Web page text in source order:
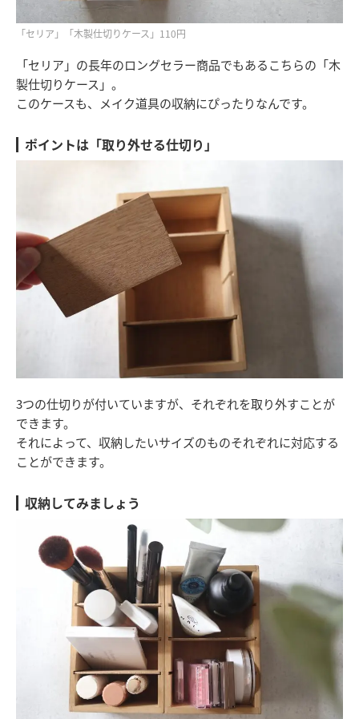
「セリア」「木製仕切りケース」110円
「セリア」の長年のロングセラー商品でもあるこちらの「木
製仕切りケース」。
このケースも、メイク道具の収納にぴったりなんです。
ポイントは「取り外せる仕切り」
3つの仕切りが付いていますが、それぞれを取り外すことが
できます。
それによって、収納したいサイズのものそれぞれに対応する
ことができます。
収納してみましょう